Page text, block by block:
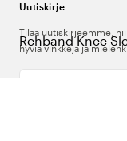
Rehband Knee
Uutiskirje
Tilaa uutiskirjeemme,
hyviä vinkkejä ja
Kirjoita